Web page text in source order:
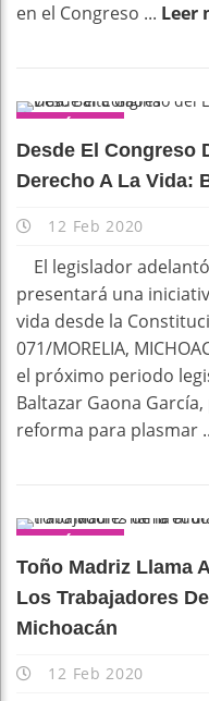
en el Congreso ... Leer
Desde El Congreso
Derecho A La Vida:
12 Feb 2020
El legislador
presentará una
vida desde la
071/MORELIA,
el próximo periodo
Baltazar Gaona
reforma para plasmar
Toño Madriz Llama
Los Trabajadores
Michoacán
12 Feb 2020